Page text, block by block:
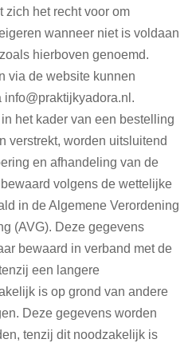
zich het recht voor om
wanneer niet is voldaan
hierboven genoemd.
via de website kunnen
het kader van een bestelling
verstrekt, worden uitsluitend
en afhandeling van de
volgens de wettelijke
in de Algemene Verordening
(AVG). Deze gegevens
bewaard in verband met de
een langere
is op grond van andere
Deze gegevens worden
tenzij dit noodzakelijk is